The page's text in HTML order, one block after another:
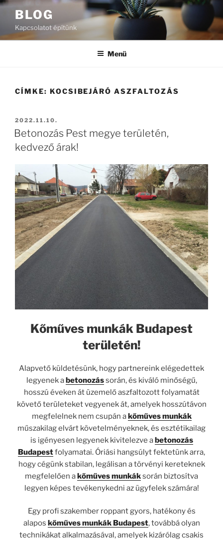
Tartalomhoz
BLOG
Kapcsolatot építünk
Menü
CÍMKE: KOCSIBEJÁRÓ ASZFALTOZÁS
BEKÜLDVE:
2022.11.10.
Betonozás Pest megye területén,
kedvező árak!
Kőműves munkák Budapest
területén!
Alapvető küldetésünk, hogy partnereink elégedettek
legyenek abetonozássorán, és kiváló minőségű,
hosszú éveken át üzemelő aszfaltozott folyamatát
követő területeket vegyenek át, amelyek hosszútávon
megfelelnek nem csupán akőműves munkák
műszakilag elvárt követelményeknek, és esztétikailag
is igényesen legyenek kivitelezve abetonozás
Budapestfolyamatai. Óriási hangsúlyt fektetünk arra,
hogy cégünk stabilan, legálisan a törvényi kereteknek
megfelelően akőműves munkáksorán biztosítva
legyen képes tevékenykedni az ügyfelek számára!
Egy profi szakember roppant gyors, hatékony és
alapos kőműves munkák Budapest, továbbá olyan
technikákat alkalmazásával, amelyek kizárólag csakis